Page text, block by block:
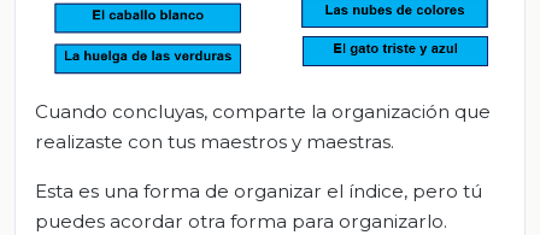
Cuando concluyas, comparte la organización que
realizaste con tus maestros y maestras.
Esta es una forma de organizar el índice, pero tú
puedes acordar otra forma para organizarlo.